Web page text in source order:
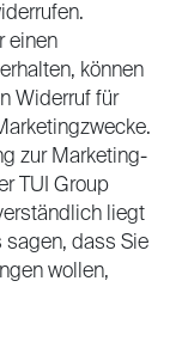
einen
können
Widerruf für
zur Marketing-
TUI Group
liegt
sagen, dass Sie
wollen,